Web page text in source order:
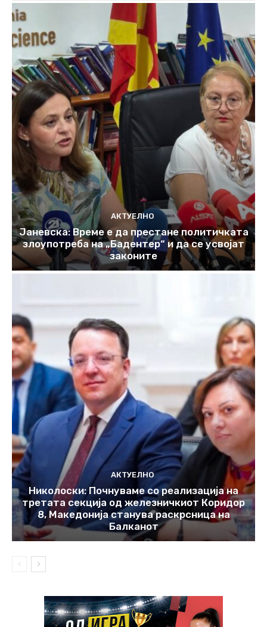
АКТУЕЛНО
Јаневска: Време е да престане политичката
злоупотреба на „Бадентер“ и да се усвојат
законите
АКТУЕЛНО
Николоски: Почнуваме со реализација на
третата секција од железничкиот Коридор
8, Македонија станува раскрсница на
Балканот